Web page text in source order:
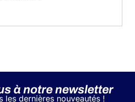
à notre newsletter
les dernières nouveautés !